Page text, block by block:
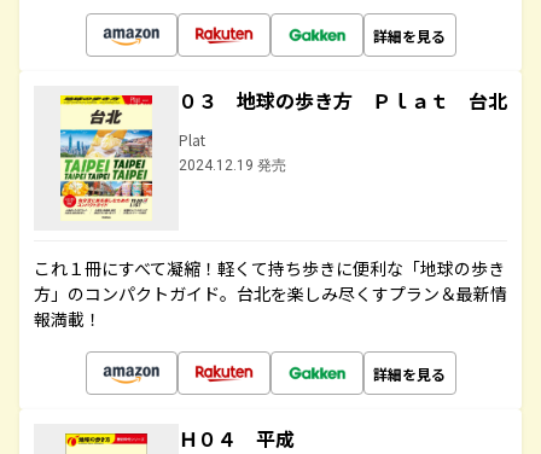
詳細を見る
０３ 地球の歩き方 Ｐｌａｔ 台北
Plat
2024.12.19 発売
これ１冊にすべて凝縮！軽くて持ち歩きに便利な「地球の歩き
方」のコンパクトガイド。台北を楽しみ尽くすプラン＆最新情
報満載！
詳細を見る
Ｈ０４ 平成